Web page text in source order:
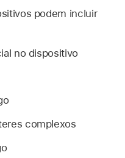
podem incluir
no dispositivo
complexos